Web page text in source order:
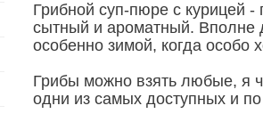
Грибной суп-пюре с курицей -
сытный и ароматный. Вполне
особенно зимой, когда особо
Грибы можно взять любые, я
одни из самых доступных и